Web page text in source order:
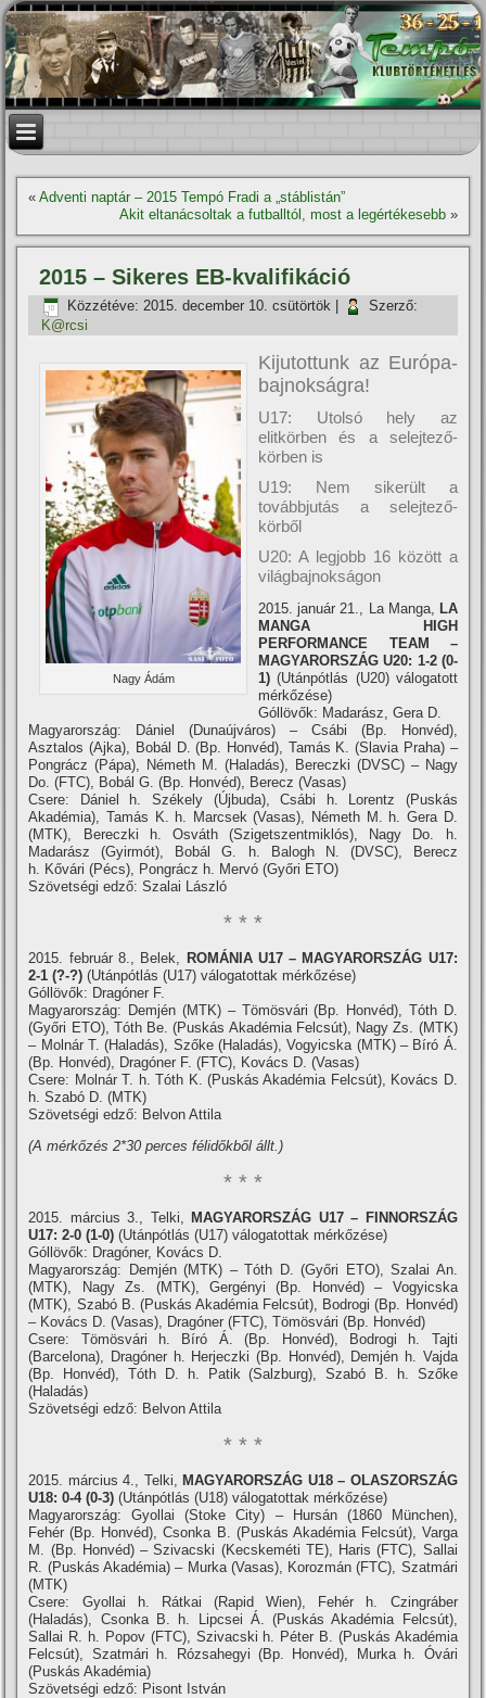
«Adventi naptár – 2015 Tempó Fradi a „stáblistán”
Akit eltanácsoltak a futballtól, most a legértékesebb»
2015 – Sikeres EB-kvalifikáció
Közzétéve: 2015. december 10. csütörtök
Szerző:
K@rcsi
Nagy Ádám
Kijutottunk az Európa-
bajnokságra!
U17: Utolsó hely az
elitkörben és a selejtező-
körben is
U19: Nem sikerült a
továbbjutás a selejtező-
körből
U20: A legjobb 16 között a
világbajnokságon
2015. január 21., La Manga, LA
MANGA HIGH
PERFORMANCE TEAM –
MAGYARORSZÁG U20: 1-2 (0-
1) (Utánpótlás (U20) válogatott
mérkőzése)
Góllövők: Madarász, Gera D.
Magyarország: Dániel (Dunaújváros) – Csábi (Bp. Honvéd),
Asztalos (Ajka), Bobál D. (Bp. Honvéd), Tamás K. (Slavia Praha) –
Pongrácz (Pápa), Németh M. (Haladás), Bereczki (DVSC) – Nagy
Do. (FTC), Bobál G. (Bp. Honvéd), Berecz (Vasas)
Csere: Dániel h. Székely (Újbuda), Csábi h. Lorentz (Puskás
Akadémia), Tamás K. h. Marcsek (Vasas), Németh M. h. Gera D.
(MTK), Bereczki h. Osváth (Szigetszentmiklós), Nagy Do. h.
Madarász (Gyirmót), Bobál G. h. Balogh N. (DVSC), Berecz
h. Kővári (Pécs), Pongrácz h. Mervó (Győri ETO)
Szövetségi edző: Szalai László
* * *
2015. február 8., Belek, ROMÁNIA U17 – MAGYARORSZÁG U17:
2-1 (?-?) (Utánpótlás (U17) válogatottak mérkőzése)
Góllövők: Dragóner F.
Magyarország: Demjén (MTK) – Tömösvári (Bp. Honvéd), Tóth D.
(Győri ETO), Tóth Be. (Puskás Akadémia Felcsút), Nagy Zs. (MTK)
– Molnár T. (Haladás), Szőke (Haladás), Vogyicska (MTK) – Bí­ró Á.
(Bp. Honvéd), Dragóner F. (FTC), Kovács D. (Vasas)
Csere: Molnár T. h. Tóth K. (Puskás Akadémia Felcsút), Kovács D.
h. Szabó D. (MTK)
Szövetségi edző: Belvon Attila
(A mérkőzés 2*30 perces félidőkből állt.)
* * *
2015. március 3., Telki, MAGYARORSZÁG U17 – FINNORSZÁG
U17: 2-0 (1-0) (Utánpótlás (U17) válogatottak mérkőzése)
Góllövők: Dragóner, Kovács D.
Magyarország: Demjén (MTK) – Tóth D. (Győri ETO), Szalai An.
(MTK), Nagy Zs. (MTK), Gergényi (Bp. Honvéd) – Vogyicska
(MTK), Szabó B. (Puskás Akadémia Felcsút), Bodrogi (Bp. Honvéd)
– Kovács D. (Vasas), Dragóner (FTC), Tömösvári (Bp. Honvéd)
Csere: Tömösvári h. Bí­ró Á. (Bp. Honvéd), Bodrogi h. Tajti
(Barcelona), Dragóner h. Herjeczki (Bp. Honvéd), Demjén h. Vajda
(Bp. Honvéd), Tóth D. h. Patik (Salzburg), Szabó B. h. Szőke
(Haladás)
Szövetségi edző: Belvon Attila
* * *
2015. március 4., Telki, MAGYARORSZÁG U18 – OLASZORSZÁG
U18: 0-4 (0-3) (Utánpótlás (U18) válogatottak mérkőzése)
Magyarország: Gyollai (Stoke City) – Hursán (1860 München),
Fehér (Bp. Honvéd), Csonka B. (Puskás Akadémia Felcsút), Varga
M. (Bp. Honvéd) – Szivacski (Kecskeméti TE), Haris (FTC), Sallai
R. (Puskás Akadémia) – Murka (Vasas), Korozmán (FTC), Szatmári
(MTK)
Csere: Gyollai h. Rátkai (Rapid Wien), Fehér h. Czingráber
(Haladás), Csonka B. h. Lipcsei Á. (Puskás Akadémia Felcsút),
Sallai R. h. Popov (FTC), Szivacski h. Péter B. (Puskás Akadémia
Felcsút), Szatmári h. Rózsahegyi (Bp. Honvéd), Murka h. Óvári
(Puskás Akadémia)
Szövetségi edző: Pisont István